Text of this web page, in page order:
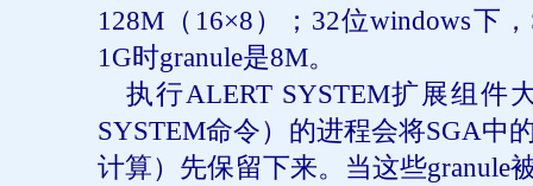
128M （ 16×8）； 32位windows下，
1G时granule是8M。
执行ALERT SYSTEM扩展组件
SYSTEM命令）的进程会将SGA中
计算）先保留下来。当这些granule